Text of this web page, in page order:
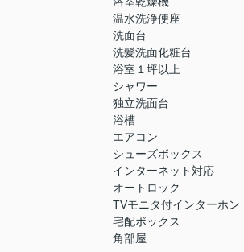
温水洗浄便座
洗面台
洗髪洗面化粧台
浴室１坪以上
シャワー
独立洗面台
浴槽
エアコン
シューズボックス
インターネット対応
オートロック
TVモニタ付インターホン
宅配ボックス
角部屋